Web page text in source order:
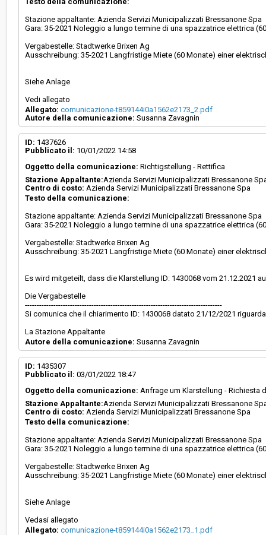
Stazione appaltante: Azienda Servizi Municipalizzati Bressanone Spa
Gara: 35-2021 Noleggio a lungo termine di una spazzatrice elettrica
Vergabestelle: Stadtwerke Brixen Ag
Ausschreibung: 35-2021 Langfristige Miete (60 Monate) einer
Siehe Anlage
Vedi allegato
Allegato: comunicazione-t859144i0a1562e2173_2.pdf
Autore della comunicazione: Susanna Zavagnin
ID: 1437626
Pubblicato il: 10/01/2022 14:58
Oggetto della comunicazione: Richtigstellung - Rettifica
Stazione Appaltante:Azienda Servizi Municipalizzati Bressanone
Centro di costo: Azienda Servizi Municipalizzati Bressanone Spa
Testo della comunicazione:
Stazione appaltante: Azienda Servizi Municipalizzati Bressanone Spa
Gara: 35-2021 Noleggio a lungo termine di una spazzatrice elettrica
Vergabestelle: Stadtwerke Brixen Ag
Ausschreibung: 35-2021 Langfristige Miete (60 Monate) einer
Es wird mitgeteilt, dass die Klarstellung ID: 1430068 vom 21.12.2021
Die Vergabestelle
-----------------------------------------------------------------------------------
Si comunica che il chiarimento ID: 1430068 datato 21/12/2021
La Stazione Appaltante
Autore della comunicazione: Susanna Zavagnin
ID: 1435307
Pubblicato il: 03/01/2022 18:47
Oggetto della comunicazione: Anfrage um Klarstellung - Richiesta
Stazione Appaltante:Azienda Servizi Municipalizzati Bressanone
Centro di costo: Azienda Servizi Municipalizzati Bressanone Spa
Testo della comunicazione:
Stazione appaltante: Azienda Servizi Municipalizzati Bressanone Spa
Gara: 35-2021 Noleggio a lungo termine di una spazzatrice elettrica
Vergabestelle: Stadtwerke Brixen Ag
Ausschreibung: 35-2021 Langfristige Miete (60 Monate) einer
Siehe Anlage
Vedasi allegato
Allegato: comunicazione-t859144i0a1562e2173_1.pdf